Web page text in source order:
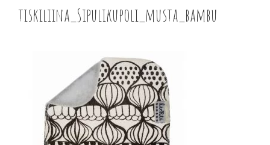
tiskiliina_Sipulikupoli_musta_bambu